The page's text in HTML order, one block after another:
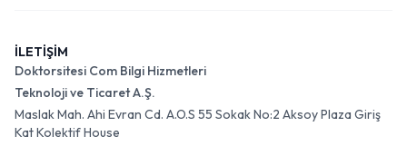
İLETİŞİM
Doktorsitesi Com Bilgi Hizmetleri
Teknoloji ve Ticaret A.Ş.
Maslak Mah. Ahi Evran Cd. A.O.S 55 Sokak No:2 Aksoy Plaza Giriş
Kat Kolektif House